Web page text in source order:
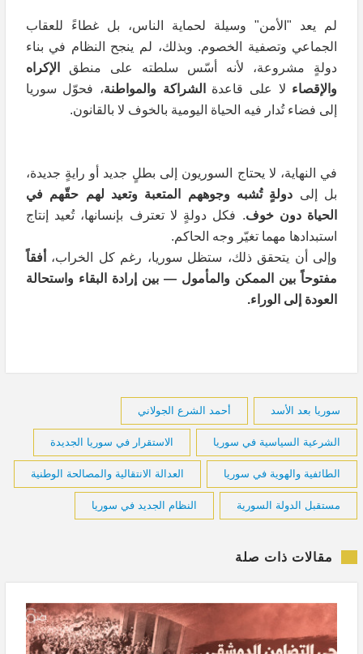
لم يعد "الأمن" وسيلة لحماية الناس، بل غطاءً للعقاب
الجماعي وتصفية الخصوم. وبذلك، لم ينجح النظام في بناء
دولةٍ مشروعة، لأنه أسّس سلطته على منطق
الإكراه
والإقصاء لا على قاعدة الشراكة والمواطنة، فحوّل سوريا
إلى فضاء تُدار فيه الحياة اليومية بالخوف لا بالقانون.
في النهاية، لا يحتاج السوريون إلى بطلٍ جديد أو رايةٍ جديدة،
بل إلى دولةٍ تُشبه وجوههم المتعبة وتعيد لهم حقّهم في
الحياة دون خوف. فكل دولةٍ لا تعترف بإنسانها، تُعيد إنتاج
استبدادها مهما تغيّر وجه الحاكم.
وإلى أن يتحقق ذلك، ستظل سوريا، رغم كل الخراب،
أفقاً
مفتوحاً بين الممكن والمأمول — بين إرادة البقاء واستحالة
العودة إلى الوراء.
سوريا بعد الأسد أحمد الشرع الجولاني
الشرعية السياسية في سوريا الاستقرار في سوريا الجديدة
الطائفية والهوية في سوريا العدالة الانتقالية والمصالحة الوطنية
مستقبل الدولة السورية النظام الجديد في سوريا
مقالات ذات صلة